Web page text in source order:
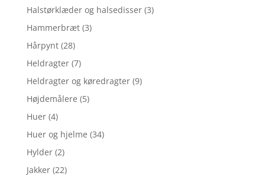
Halstørklæder og halsedisser (3)
Hammerbræt (3)
Hårpynt (28)
Heldragter (7)
Heldragter og køredragter (9)
Højdemålere (5)
Huer (4)
Huer og hjelme (34)
Hylder (2)
Jakker (22)